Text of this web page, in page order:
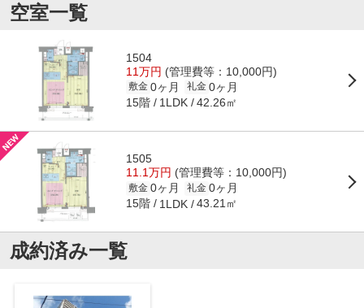
空室一覧
1504
11万円 (管理費等：10,000円)
敷金 0ヶ月 礼金 0ヶ月
15階 1LDK 42.26㎡
1505
11.1万円 (管理費等：10,000円)
敷金 0ヶ月 礼金 0ヶ月
15階 1LDK 43.21㎡
成約済み一覧